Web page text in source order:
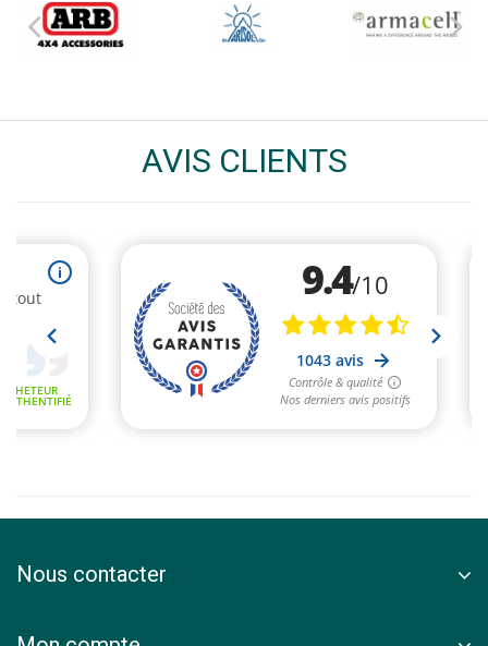
AVIS CLIENTS
Nous contacter